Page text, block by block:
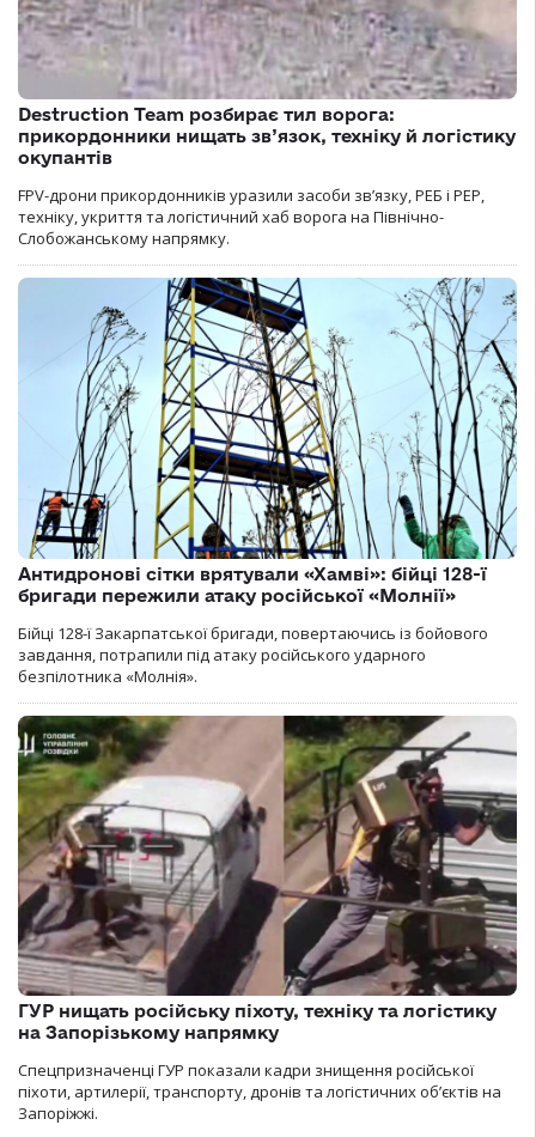
Destruction Team розбирає тил ворога:
прикордонники нищать зв’язок, техніку й логістику
окупантів
FPV-дрони прикордонників уразили засоби зв’язку, РЕБ і РЕР,
техніку, укриття та логістичний хаб ворога на Північно-
Слобожанському напрямку.
Антидронові сітки врятували «Хамві»: бійці 128-ї
бригади пережили атаку російської «Молнії»
Бійці 128-ї Закарпатської бригади, повертаючись із бойового
завдання, потрапили під атаку російського ударного
безпілотника «Молнія».
ГУР нищать російську піхоту, техніку та логістику
на Запорізькому напрямку
Спецпризначенці ГУР показали кадри знищення російської
піхоти, артилерії, транспорту, дронів та логістичних об’єктів на
Запоріжжі.